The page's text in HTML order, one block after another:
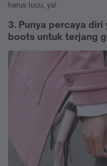
harus lucu, ya!
3. Punya percaya
boots untuk terjang